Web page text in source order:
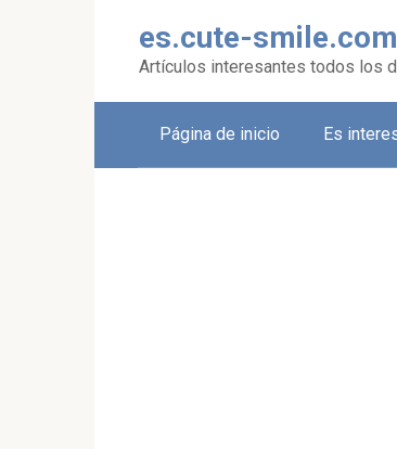
es.cute-smile.com
Artículos interesantes todos los
Página de inicio Es